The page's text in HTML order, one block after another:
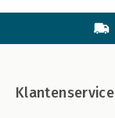
Klantenservice